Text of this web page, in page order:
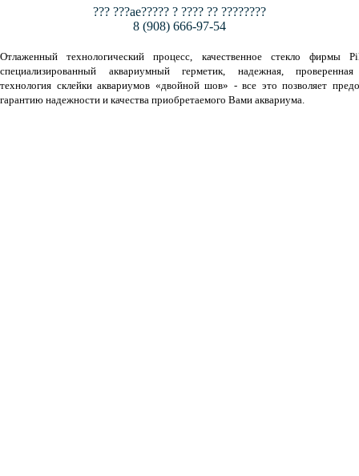
??? ???ae????? ? ???? ?? ????????
8 (908) 666-97-54
Отлаженный технологический процесс, качественное стекло фирмы
специализированный аквариумный герметик, надежная,
технология склейки аквариумов «двойной шов» - все это позволяет
гарантию надежности и качества приобретаемого Вами аквариума.